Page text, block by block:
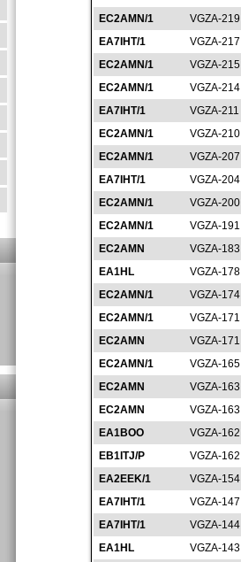
EC2AMN/1
VGZA-219
EA7IHT/1
VGZA-217
EC2AMN/1
VGZA-215
EC2AMN/1
VGZA-214
EA7IHT/1
VGZA-211
EC2AMN/1
VGZA-210
EC2AMN/1
VGZA-207
EA7IHT/1
VGZA-204
EC2AMN/1
VGZA-200
EC2AMN/1
VGZA-191
EC2AMN
VGZA-183
EA1HL
VGZA-178
EC2AMN/1
VGZA-174
EC2AMN/1
VGZA-171
EC2AMN
VGZA-171
EC2AMN/1
VGZA-165
EC2AMN
VGZA-163
EC2AMN
VGZA-163
EA1BOO
VGZA-162
EB1ITJ/P
VGZA-162
EA2EEK/1
VGZA-154
EA7IHT/1
VGZA-147
EA7IHT/1
VGZA-144
EA1HL
VGZA-143